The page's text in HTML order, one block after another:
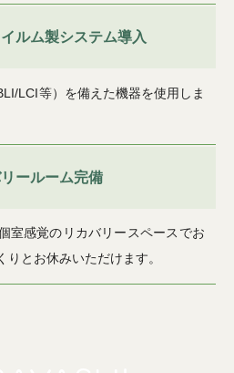
ルム製システム導入
LCI等）を備えた機器を使用しま
ールーム完備
室感覚のリカバリースペースでお
とお休みいただけます。